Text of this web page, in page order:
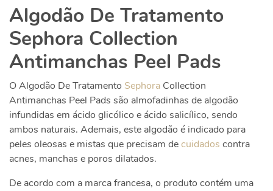
Algodão De Tratamento
Sephora Collection
Antimanchas Peel Pads
O Algodão De Tratamento Sephora Collection
Antimanchas Peel Pads são almofadinhas de algodão
infundidas em ácido glicólico e ácido salicílico, sendo
ambos naturais. Ademais, este algodão é indicado para
peles oleosas e mistas que precisam decuidados contra
acnes, manchas e poros dilatados.
De acordo com a marca francesa, o produto contém uma